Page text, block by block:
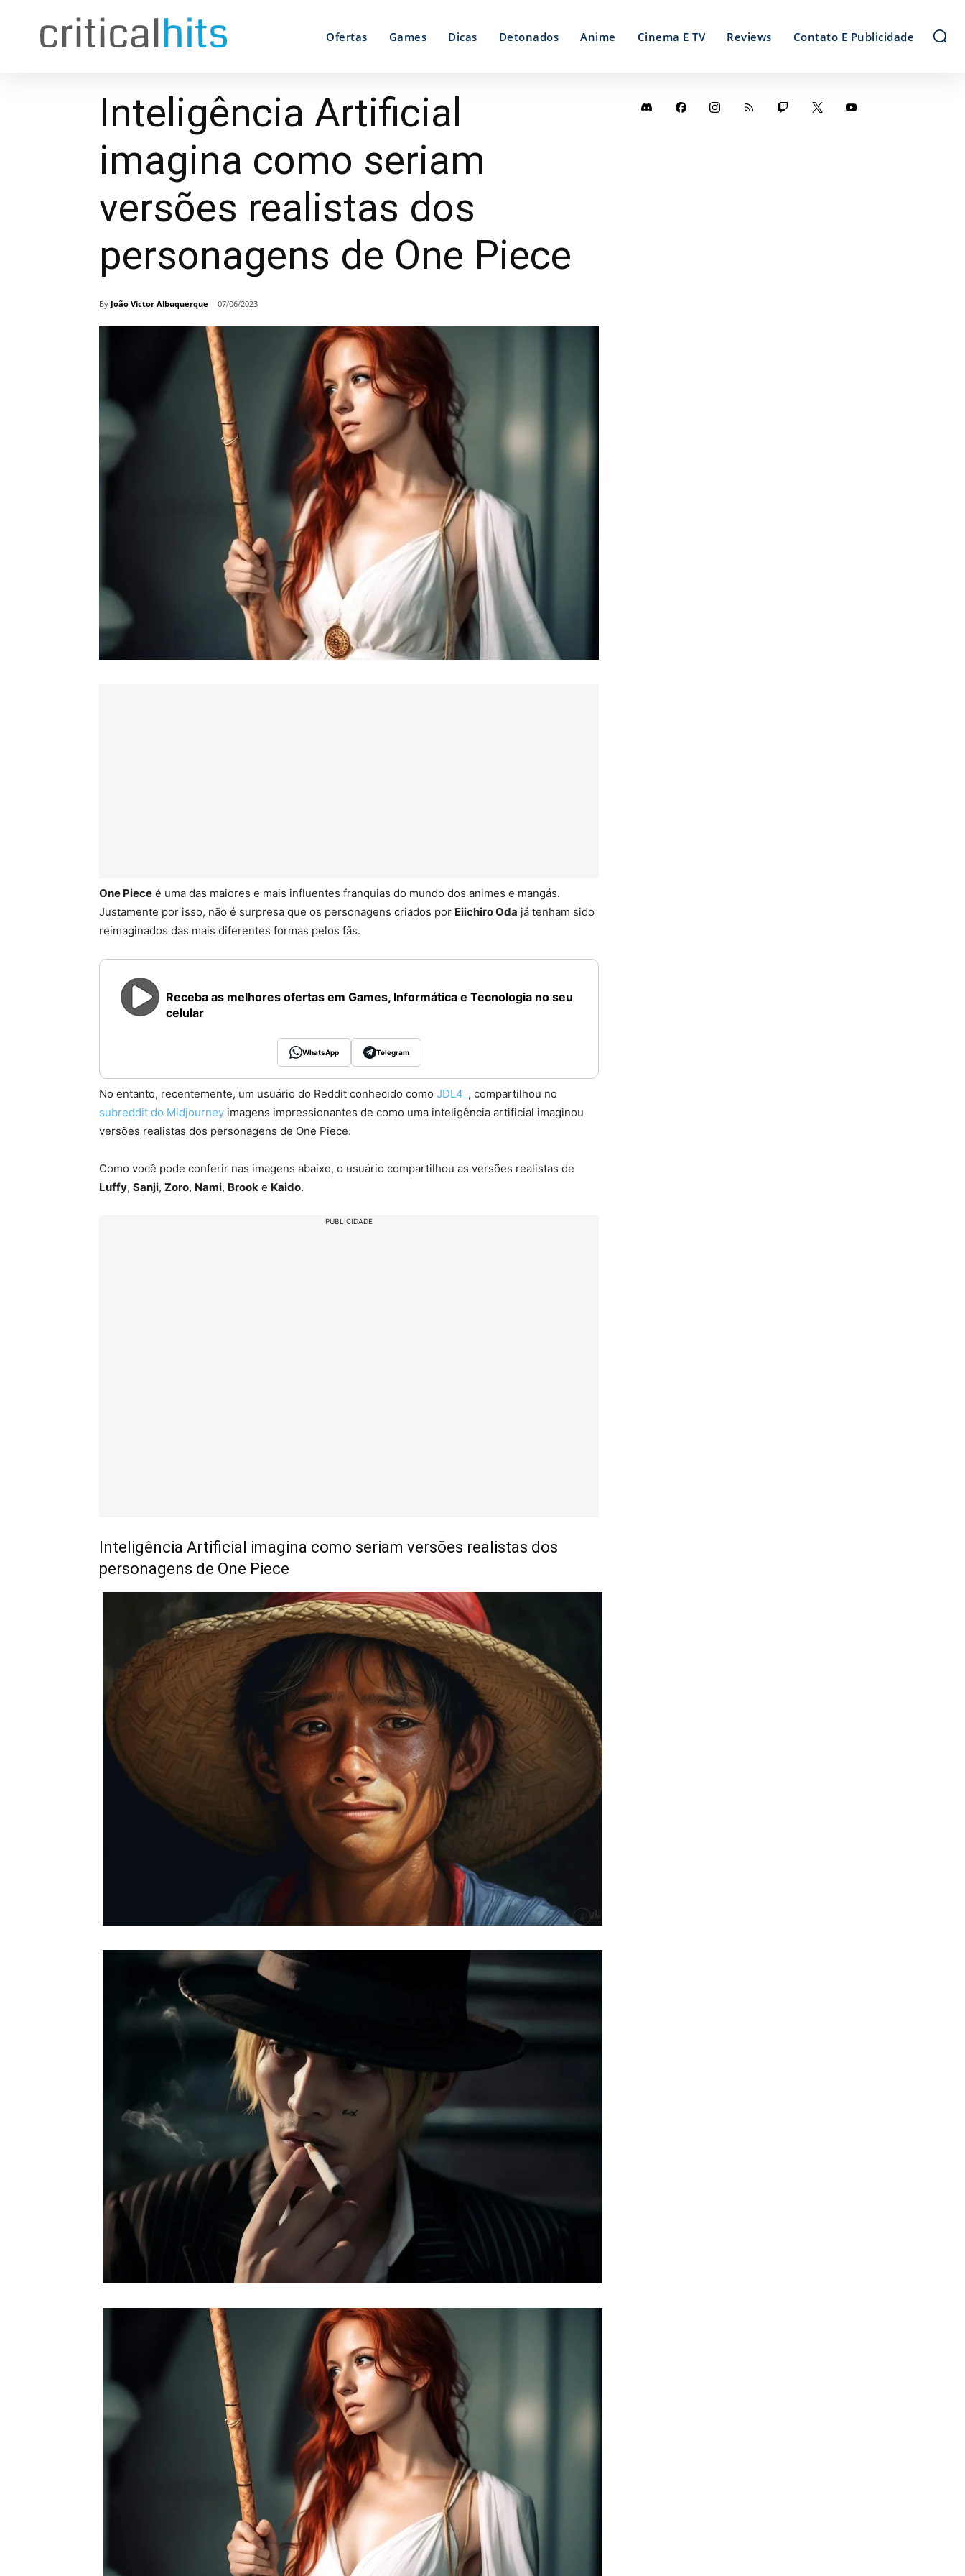
Ofertas Games Dicas Detonados Anime Cinema E TV Reviews Contato E Publicidade
Inteligência Artificial
imagina como seriam
versões realistas dos
personagens de One Piece
By João Victor Albuquerque 07/06/2023
One Piece é uma das maiores e mais influentes franquias do mundo dos animes e mangás.
Justamente por isso, não é surpresa que os personagens criados por Eiichiro Oda já tenham sido
reimaginados das mais diferentes formas pelos fãs.
Receba as melhores ofertas em Games, Informática e Tecnologia no seu
celular
WhatsApp Telegram
No entanto, recentemente, um usuário do Reddit conhecido como JDL4_ , compartilhou no
subreddit do Midjourney imagens impressionantes de como uma inteligência artificial imaginou
versões realistas dos personagens de One Piece.
Como você pode conferir nas imagens abaixo, o usuário compartilhou as versões realistas de
Luffy, Sanji, Zoro, Nami, Brook e Kaido.
PUBLICIDADE
Inteligência Artificial imagina como seriam versões realistas dos
personagens de One Piece